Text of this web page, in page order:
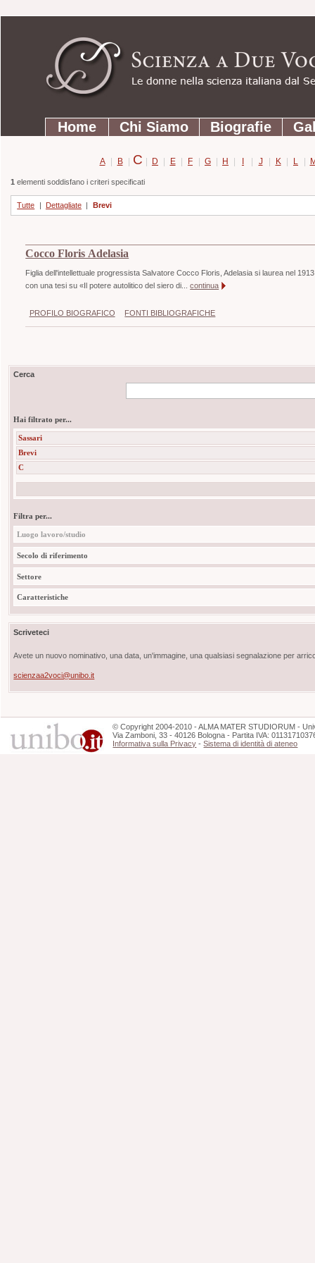
contenuti.
Strumenti
personali
SezioniHome Chi Siamo Biografie
A | B | C | D | E | F | G | H | I | J | K | L |
1elementi soddisfano i criteri specificati
Tutte | Dettagliate | Brevi
Cocco Floris Adelasia
Figlia dell'intellettuale progressista Salvatore Cocco Floris, Adelasia si laurea nel
con una tesi su «Il potere autolitico del siero di...continua
PROFILO BIOGRAFICO FONTI BIBLIOGRAFICHE
Cerca
Hai filtrato per...
Sassari
Brevi
C
Filtra per...
Luogo lavoro/studio
Secolo di riferimento
Settore
Caratteristiche
Scriveteci
Avete un nuovo nominativo, una data, un'immagine, una qualsiasi segnalazione per
scienzaa2voci@unibo.it
©Copyright 2004-2010 - ALMA MATER STUDIORUM -
Via Zamboni, 33 - 40126 Bologna - Partita IVA:
Informativa sulla Privacy -Sistema di identità di ateneo